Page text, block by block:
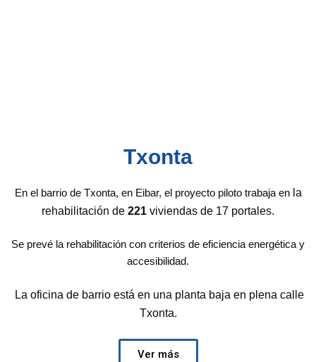
Txonta
En el barrio de Txonta, en Eibar, el proyecto piloto trabaja enla
rehabilitación de 221 viviendas de 17 portales.
Se prevé la rehabilitación con criterios de eficiencia energética y
accesibilidad.
La oficina de barrio está en una planta baja en plena calle
Txonta.
Ver más